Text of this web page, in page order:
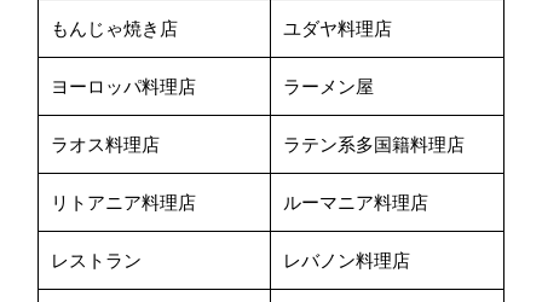
もんじゃ焼き店 ユダヤ料理店
ヨーロッパ料理店 ラーメン屋
ラオス料理店 ラテン系多国籍料理店
リトアニア料理店 ルーマニア料理店
レストラン レバノン料理店